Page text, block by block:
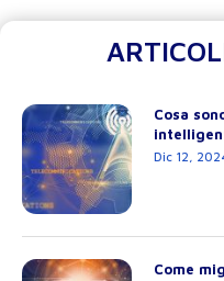
Cosa
Dic 12,
Come